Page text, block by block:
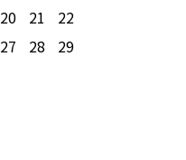
20 21
22
27 28
29